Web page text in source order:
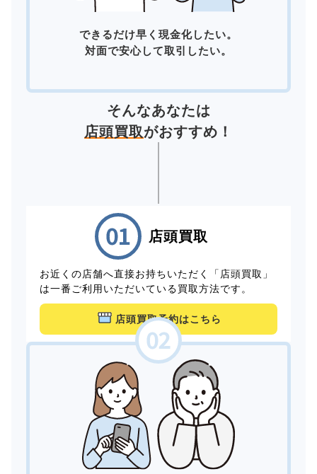
できるだけ早く現金化したい。
対面で安心して取引したい。
そんなあなたは
店頭買取がおすすめ！
店頭買取
お近くの店舗へ直接お持ちいただく「店頭買取」
は一番ご利用いただいている買取方法です。
店頭買取予約はこちら